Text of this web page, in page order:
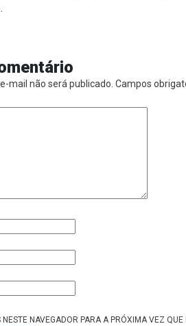
mail não será publicado. Campos
NAVEGADOR PARA A PRÓXIMA VEZ QUE